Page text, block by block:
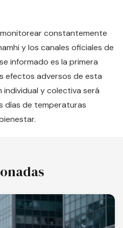
constantemente
y los canales oficiales de
informado es la primera
efectos adversos de esta
individual y colectiva será
días de temperaturas